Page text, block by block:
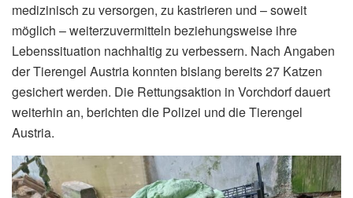
medizinisch zu versorgen, zu kastrieren und – soweit
möglich – weiterzuvermitteln beziehungsweise ihre
Lebenssituation nachhaltig zu verbessern. Nach Angaben
der Tierengel Austria konnten bislang bereits 27 Katzen
gesichert werden. Die Rettungsaktion in Vorchdorf dauert
weiterhin an, berichten die Polizei und die Tierengel
Austria.